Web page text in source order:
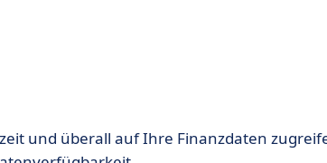
und überall auf Ihre Finanzdaten